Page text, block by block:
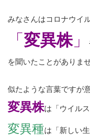
みなさんはコロナウイ
「 変異株」
を聞いたことがありま
似たような言葉ですが
変異株は「ウイル
変異種は「新しい